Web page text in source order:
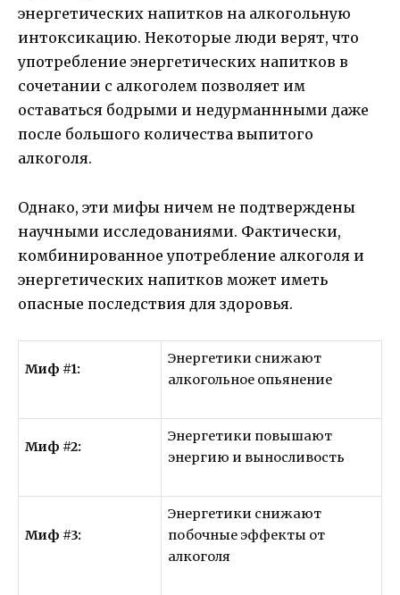
энергетических напитков на алкогольную
интоксикацию. Некоторые люди верят, что
употребление энергетических напитков в
сочетании с алкоголем позволяет им
оставаться бодрыми и недурманнными даже
после большого количества выпитого
алкоголя.
Однако, эти мифы ничем не подтверждены
научными исследованиями. Фактически,
комбинированное употребление алкоголя и
энергетических напитков может иметь
опасные последствия для здоровья.
Миф #1:
Энергетики снижают
алкогольное опьянение
Миф #2:
Энергетики повышают
энергию и выносливость
Миф #3:
Энергетики снижают
побочные эффекты от
алкоголя